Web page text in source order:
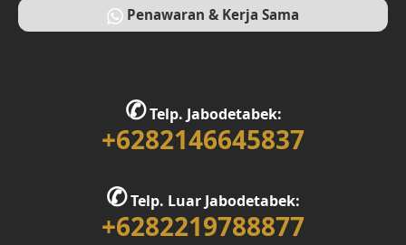
Penawaran & Kerja Sama
✆Telp. Jabodetabek:
+6282146645837
✆Telp. Luar Jabodetabek:
+6282219788877